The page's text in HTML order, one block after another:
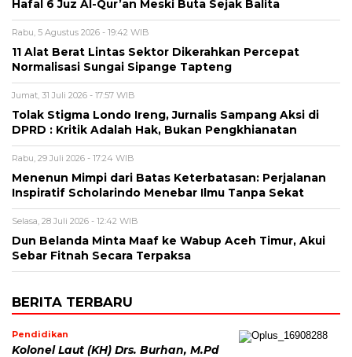
Hafal 6 Juz Al-Qur’an Meski Buta Sejak Balita
Rabu, 5 Agustus 2026 - 19:42 WIB
11 Alat Berat Lintas Sektor Dikerahkan Percepat
Normalisasi Sungai Sipange Tapteng
Jumat, 31 Juli 2026 - 17:57 WIB
Tolak Stigma Londo Ireng, Jurnalis Sampang Aksi di
DPRD : Kritik Adalah Hak, Bukan Pengkhianatan
Rabu, 29 Juli 2026 - 17:24 WIB
Menenun Mimpi dari Batas Keterbatasan: Perjalanan
Inspiratif Scholarindo Menebar Ilmu Tanpa Sekat
Selasa, 28 Juli 2026 - 12:42 WIB
Dun Belanda Minta Maaf ke Wabup Aceh Timur, Akui
Sebar Fitnah Secara Terpaksa
BERITA TERBARU
Pendidikan
Kolonel Laut (KH) Drs. Burhan, M.Pd